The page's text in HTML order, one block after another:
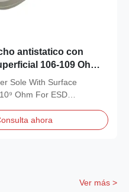
antistatico con
106-109 Ohm
sala limpia ESD
Sole With Surface
Ohm For ESD
ahora
Ver más >